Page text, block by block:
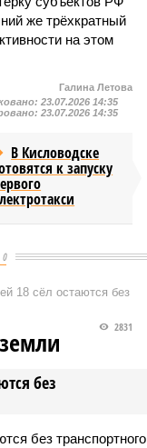
же трёхкратный
на этом
Галина Летова
23.07.2026 14:35
23.07.2026 14:35
В Кисловодске
к запуску
0
18 сёл остаются без
без
2831